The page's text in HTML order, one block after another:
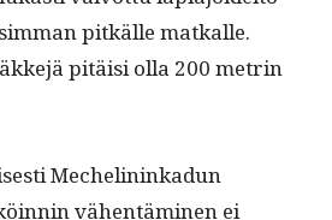
pitkälle matkalle.
pitäisi olla 200 metrin
Meche­lininkadun
vähen­tämi­nen ei